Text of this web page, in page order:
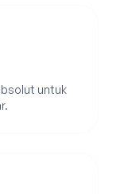
untuk